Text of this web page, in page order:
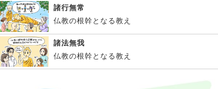
諸行無常
仏教の根幹となる教え
諸法無我
仏教の根幹となる教え